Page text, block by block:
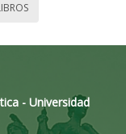
- Universidad